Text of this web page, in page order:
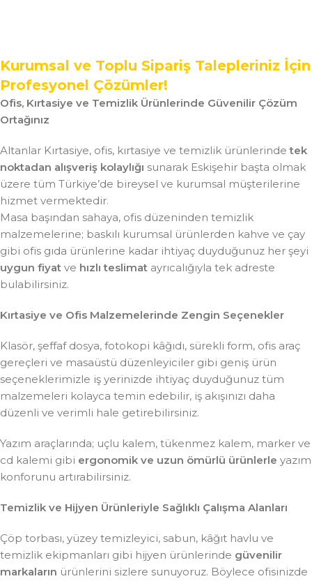
Kurumsal ve Toplu Sipariş Talepleriniz İçin
Profesyonel Çözümler!
Ofis, Kırtasiye ve Temizlik Ürünlerinde Güvenilir Çözüm
Ortağınız
Altanlar Kırtasiye, ofis, kırtasiye ve temizlik ürünlerindetek
noktadan alışveriş kolaylığı sunarak Eskişehir başta olmak
üzere tüm Türkiye’de bireysel ve kurumsal müşterilerine
hizmet vermektedir.
Masa başından sahaya, ofis düzeninden temizlik
malzemelerine; baskılı kurumsal ürünlerden kahve ve çay
gibi ofis gıda ürünlerine kadar ihtiyaç duyduğunuz her şeyi
uygun fiyat ve hızlı teslimat ayrıcalığıyla tek adreste
bulabilirsiniz.
Kırtasiye ve Ofis Malzemelerinde Zengin Seçenekler
Klasör, şeffaf dosya, fotokopi kâğıdı, sürekli form, ofis araç
gereçleri ve masaüstü düzenleyiciler gibi geniş ürün
seçeneklerimizle iş yerinizde ihtiyaç duyduğunuz tüm
malzemeleri kolayca temin edebilir, iş akışınızı daha
düzenli ve verimli hale getirebilirsiniz.
Yazım araçlarında; uçlu kalem, tükenmez kalem, marker ve
cd kalemi gibi ergonomik ve uzun ömürlü ürünlerle yazım
konforunu artırabilirsiniz.
Temizlik ve Hijyen Ürünleriyle Sağlıklı Çalışma Alanları
Çöp torbası, yüzey temizleyici, sabun, kâğıt havlu ve
temizlik ekipmanları gibi hijyen ürünlerinde güvenilir
markaların ürünlerini sizlere sunuyoruz. Böylece ofisinizde